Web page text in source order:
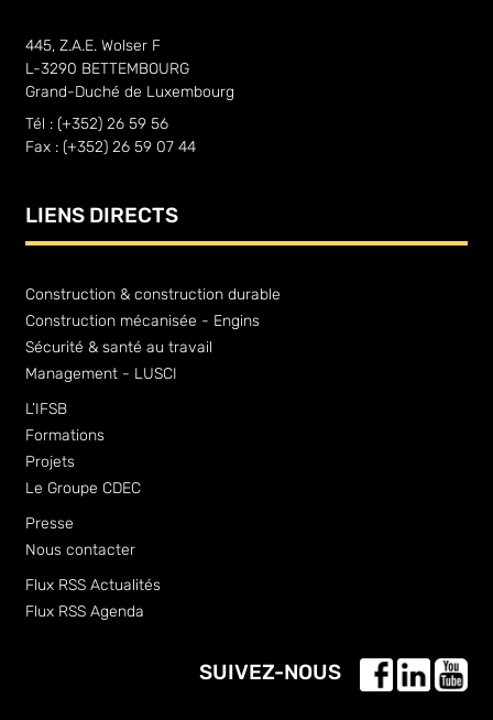
445, Z.A.E. Wolser F
L-3290 BETTEMBOURG
Grand-Duché de Luxembourg
Tél : (+352) 26 59 56
Fax : (+352) 26 59 07 44
LIENS DIRECTS
Construction & construction durable
Construction mécanisée - Engins
Sécurité & santé au travail
Management - LUSCI
L’IFSB
Formations
Projets
Le Groupe CDEC
Presse
Nous contacter
Flux RSS Actualités
Flux RSS Agenda
SUIVEZ-NOUS